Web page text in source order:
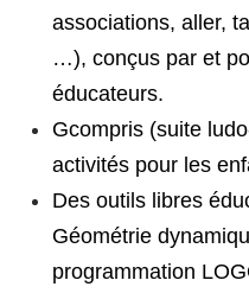
associations, aller,
…), conçus par et
éducateurs.
Gcompris (suite
activités pour les
Des outils libres
Géométrie
programmation